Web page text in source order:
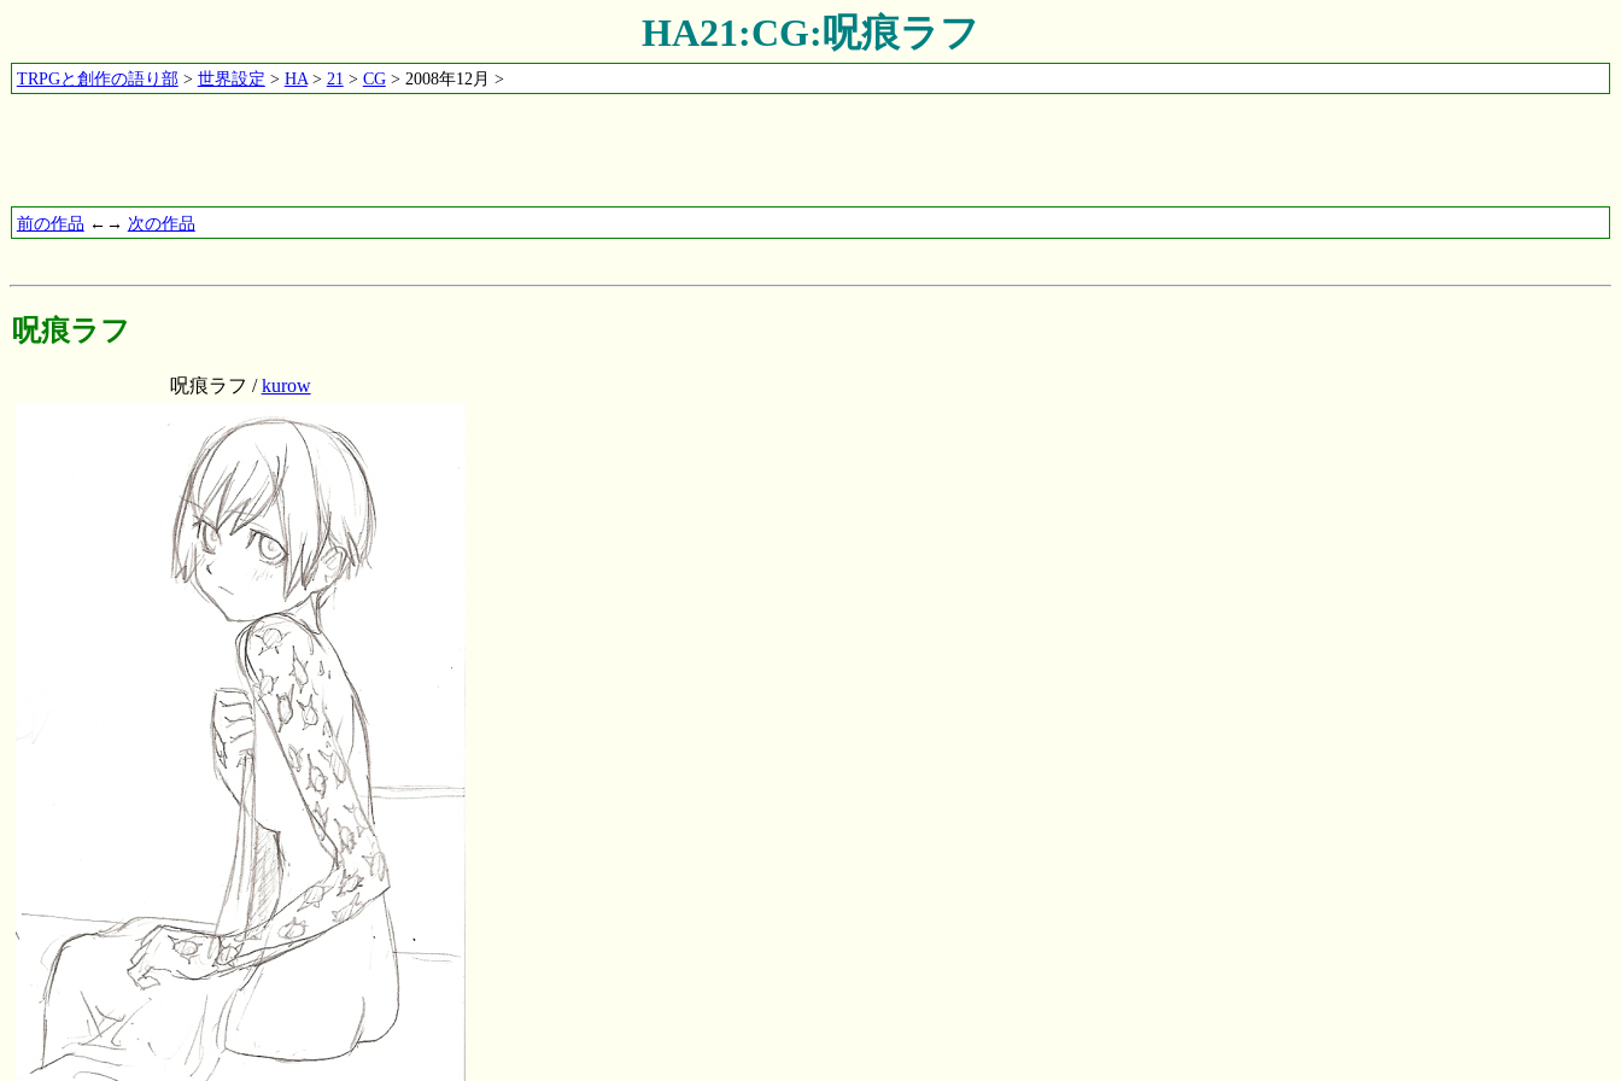
HA21:CG:呪痕ラフ
TRPGと創作の語り部> 世界設定 > HA> 21 > CG> 2008年12月 >
前の作品 ←→ 次の作品
呪痕ラフ
呪痕ラフ /kurow